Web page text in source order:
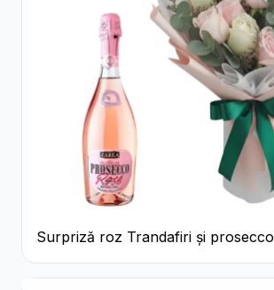
Surpriză roz Trandafiri și prosecco